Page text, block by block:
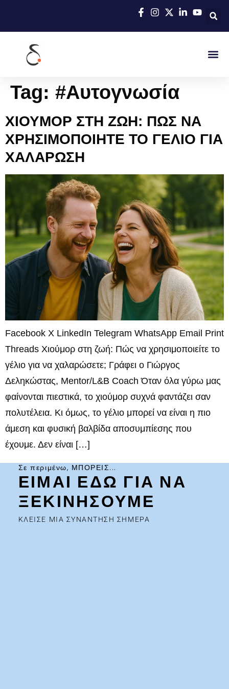
Tag: #Αυτογνωσία
ΧΙΟΥΜΟΡ ΣΤΗ ΖΩΗ: ΠΩΣ ΝΑ
ΧΡΗΣΙΜΟΠΟΙΗΤΕ ΤΟ ΓΕΛΙΟ ΓΙΑ
ΧΑΛΑΡΩΣΗ
Facebook X LinkedIn Telegram WhatsApp Email Print
Threads Χιούμορ στη ζωή: Πώς να χρησιμοποιείτε το
γέλιο για να χαλαρώσετε; Γράφει ο Γιώργος
Δεληκώστας, Mentor/L&B Coach Όταν όλα γύρω μας
φαίνονται πιεστικά, το χιούμορ συχνά φαντάζει σαν
πολυτέλεια. Κι όμως, το γέλιο μπορεί να είναι η πιο
άμεση και φυσική βαλβίδα αποσυμπίεσης που
έχουμε. Δεν είναι […]
Σε περιμένω, ΜΠΟΡΕΙΣ...
ΕΙΜΑΙ ΕΔΩ ΓΙΑ ΝΑ
ΞΕΚΙΝΗΣΟΥΜΕ
ΚΛΕΙΣΕ ΜΙΑ ΣΥΝΑΝΤΗΣΗ ΣΗΜΕΡΑ